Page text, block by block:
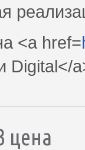
<a href=
Digital</
цена